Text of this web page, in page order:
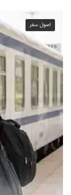
اصول سفر